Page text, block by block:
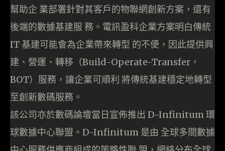
幫助企 業部署針對其客戶的物聯網創新方案，還有
後端的數據基建服 務。電訊盈科企業方案明白傳統
IT 基建可能會為企業帶來轉型 的不便，因此提供興
建、營運、轉移（Build-Operate-Transfer ，
BOT）服務，讓企業可順利 將傳統基建穩定地轉型
至創新數碼服務。
該公司亦於數碼論壇當日宣佈推出 D-Infinitum 環
球數據中心聯盟。D-Infinitum 是由 全球多間數據